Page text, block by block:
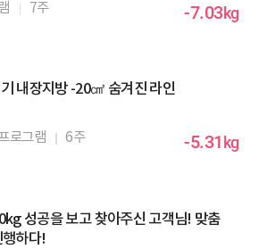
7주 -7.03kg
내장지방 -20㎠ 숨겨진 라인
로그램 6주 -5.31 kg
성공을 보고 찾아주신 고객님! 맞춤
하다!